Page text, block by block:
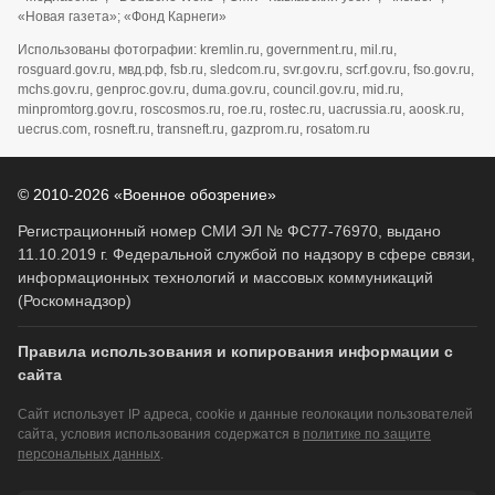
«Новая газета»; «Фонд Карнеги»
Использованы фотографии: kremlin.ru, government.ru, mil.ru,
rosguard.gov.ru, мвд.рф, fsb.ru, sledcom.ru, svr.gov.ru, scrf.gov.ru, fso.gov.ru,
mchs.gov.ru, genproc.gov.ru, duma.gov.ru, council.gov.ru, mid.ru,
minpromtorg.gov.ru, roscosmos.ru, roe.ru, rostec.ru, uacrussia.ru, aoosk.ru,
uecrus.com, rosneft.ru, transneft.ru, gazprom.ru, rosatom.ru
© 2010-2026 «Военное обозрение»
Регистрационный номер СМИ ЭЛ № ФС77-76970, выдано
11.10.2019 г. Федеральной службой по надзору в сфере связи,
информационных технологий и массовых коммуникаций
(Роскомнадзор)
Правила использования и копирования информации с
сайта
Сайт использует IP адреса, cookie и данные геолокации пользователей
сайта, условия использования содержатся в политике по защите
персональных данных